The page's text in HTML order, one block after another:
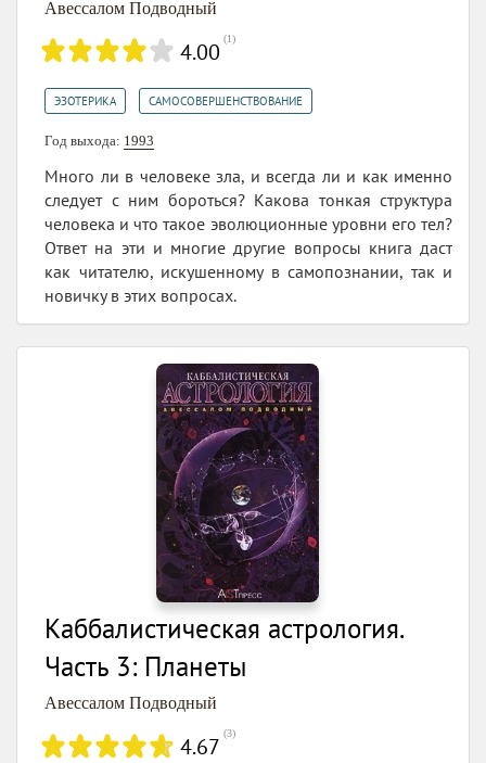
Авессалом Подводный
4.00 (1)
ЭЗОТЕРИКА САМОСОВЕРШЕНСТВОВАНИЕ
Год выхода: 1993
Много ли в человеке зла, и всегда ли и как именно
следует с ним бороться? Какова тонкая структура
человека и что такое эволюционные уровни его тел?
Ответ на эти и многие другие вопросы книга даст
как читателю, искушенному в самопознании, так и
новичку в этих вопросах.
Каббалистическая астрология.
Часть 3: Планеты
Авессалом Подводный
4.67 (3)